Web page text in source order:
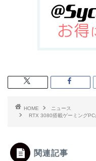
HOME
ニュース
RTX 3080搭載ゲーミング
関連記事